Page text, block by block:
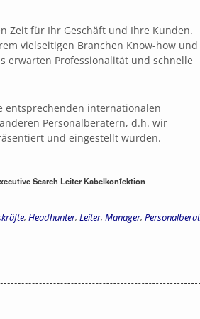
Zeit für Ihr Geschäft und Ihre Kunden.
vielseitigen Branchen Know-how und
erwarten Professionalität und schnelle
entsprechenden internationalen
Personalberatern, d.h. wir
und eingestellt wurden.
Search Leiter Kabelkonfektion
, Headhunter, Leiter, Manager,